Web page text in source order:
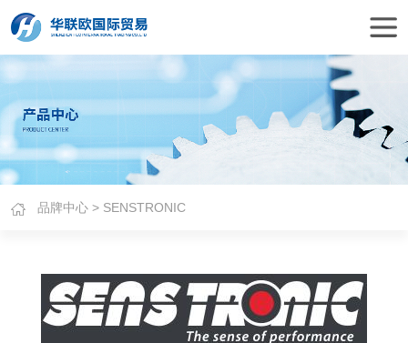
品牌中心 > SENSTRONIC